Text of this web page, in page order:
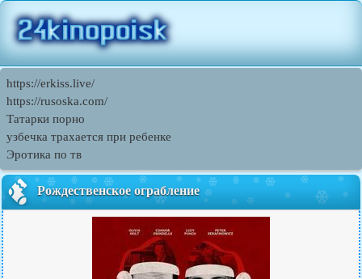
https://erkiss.live/
https://rusoska.com/
Татарки порно
узбечка трахается при ребенке
Эротика по тв
Рождественское ограбление